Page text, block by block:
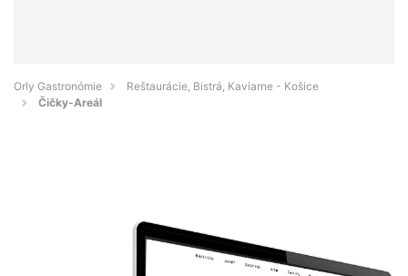
Orly Gastronómie
Reštaurácie, Bistrá, Kaviarne - Košice
Čičky-Areál